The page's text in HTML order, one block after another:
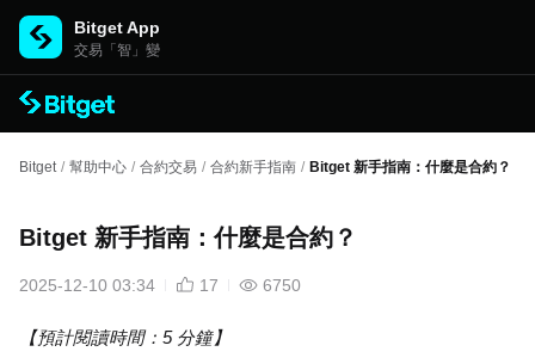
Bitget App
交易「智」變
Bitget / 幫助中心 / 合約交易 / 合約新手指南 / Bitget 新手指南：什麼是合約？
Bitget 新手指南：什麼是合約？
2025-12-10 03:34 17 6750
【預計閱讀時間：5 分鐘】